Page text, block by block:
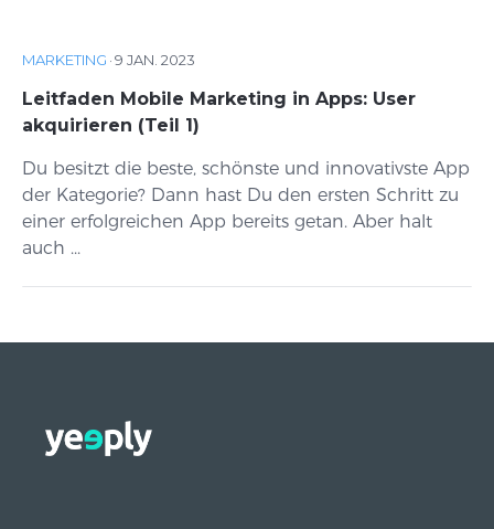
MARKETING ·9 JAN. 2023
Leitfaden Mobile Marketing in Apps: User
akquirieren (Teil 1)
Du besitzt die beste, schönste und innovativste App
der Kategorie? Dann hast Du den ersten Schritt zu
einer erfolgreichen App bereits getan. Aber halt
auch ...